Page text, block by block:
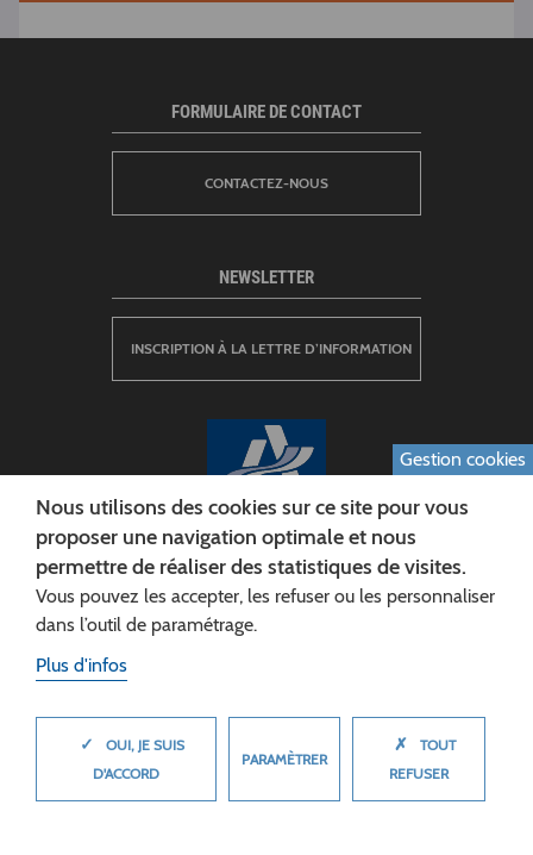
CONSEIL DÉPARTEMENTAL DE L'AISNE
Siège :
FORMULAIRE DE CONTACT
CONTACTEZ-NOUS
NEWSLETTER
INSCRIPTION À LA LETTRE D’INFORMATION
Gestion cookies
Nous utilisons des cookies sur ce site pour vous
proposer une navigation optimale et nous
permettre de réaliser des statistiques de visites.
Vous pouvez les accepter, les refuser ou les personnaliser
dans l’outil de paramétrage.
Plus d'infos
✓
OUI, JE SUIS
D'ACCORD
PARAMÈTRER
✗
TOUT
REFUSER
MASQUER